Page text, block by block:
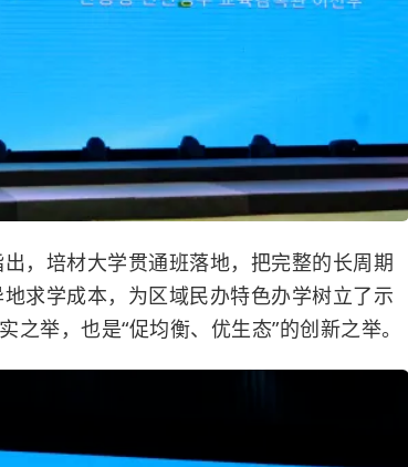
，培材大学贯通班落地，把完整的长周期
求学成本，为区域民办特色办学树立了示
之举，也是“促均衡、优生态”的创新之举。